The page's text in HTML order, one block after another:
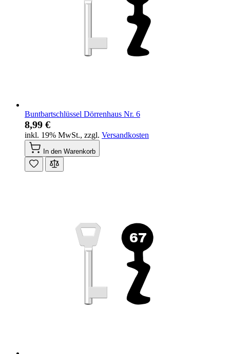
Buntbartschlüssel Dörrenhaus Nr. 6
8,99 €
inkl. 19% MwSt., zzgl. Versandkosten
In den Warenkorb